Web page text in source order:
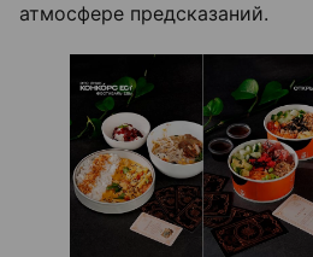
атмосфере предсказаний.